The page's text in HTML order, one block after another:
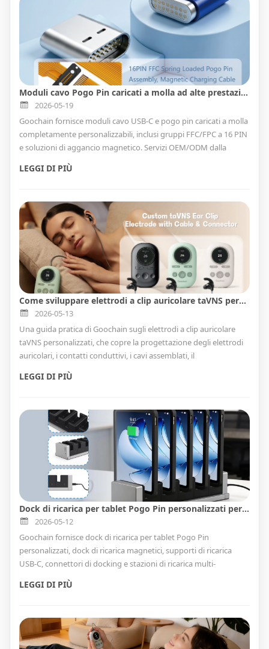
Moduli cavo Pogo Pin caricati a molla ad alte prestazioni | Soluzioni OEM/ODM USB-C, 16PIN, magnetiche e completamente personalizzate
2026-05-19
Goochain fornisce moduli cavo USB-C e pogo pin caricati a molla
completamente personalizzabili, inclusi gruppi FFC/FPC a 16 PIN
e soluzioni di aggancio magnetico. Servizi OEM/ODM dalla
progettazione, prototipazione alla produzione di massa,
certificati ISO 13485, CE e FDA. Ideale per dispositivi medici,
robotica e applicazioni IoT.
LEGGI DI PIÙ
Come sviluppare elettrodi a clip auricolare taVNS personalizzati: materiali, progettazione dei cavi e produzione OEM
2026-05-13
Una guida pratica di Goochain sugli elettrodi a clip auricolare
taVNS personalizzati, che copre la progettazione degli elettrodi
auricolari, i contatti conduttivi, i cavi assemblati, il
sovrastampaggio, il controllo di qualità e la produzione
OEM/ODM.
LEGGI DI PIÙ
Dock di ricarica per tablet Pogo Pin personalizzati per mPOS e flotte di dispositivi robusti
2026-05-12
Goochain fornisce dock di ricarica per tablet Pogo Pin
personalizzati, dock di ricarica magnetici, supporti di ricarica
USB-C, connettori di docking e stazioni di ricarica multi-
dispositivo per sistemi mPOS, tablet robusti, POS al dettaglio,
workstation sanitarie, magazzini e flotte di dispositivi aziendali.
connettori, l'assemblaggio di cavi, le soluzioni di ricarica e
trasferimento dati, i test, la produzione di etichette private e la
produzione di massa.
LEGGI DI PIÙ